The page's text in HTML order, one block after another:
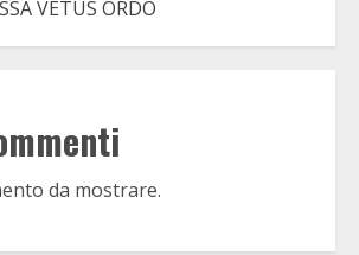
VETUS ORDO
da mostrare.